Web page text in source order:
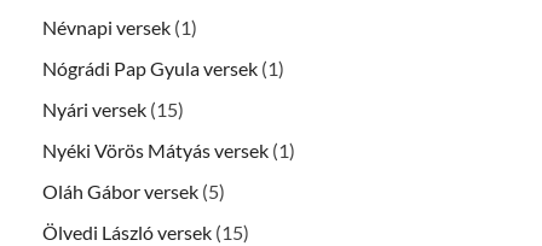
Névnapi versek (1)
Nógrádi Pap Gyula versek (1)
Nyári versek (15)
Nyéki Vörös Mátyás versek (1)
Oláh Gábor versek (5)
Ölvedi László versek (15)